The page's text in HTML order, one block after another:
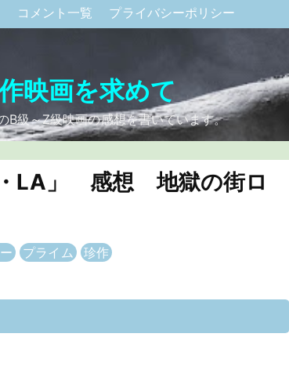
コメント一覧 プライバシーポリシー
映画を求めて
B級～Z級映画の感想を書いています。
・LA」 感想 地獄の街ロ
プライム 珍作